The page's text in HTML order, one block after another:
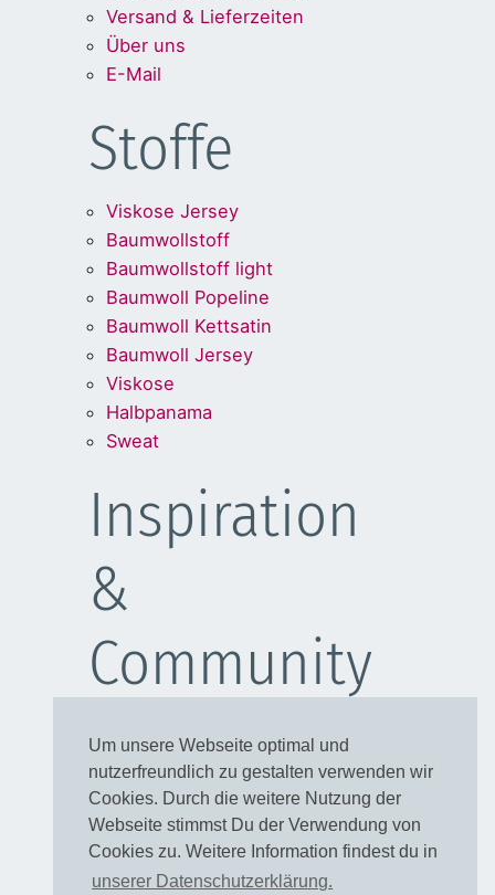
Um unsere Webseite optimal und
nutzerfreundlich zu gestalten verwenden wir
Cookies. Durch die weitere Nutzung der
Webseite stimmst Du der Verwendung von
Cookies zu. Weitere Information findest du in
unserer Datenschutzerklärung.
Versand & Lieferzeiten
Über uns
E-Mail
Stoffe
Viskose Jersey
Baumwollstoff
Baumwollstoff light
Baumwoll Popeline
Baumwoll Kettsatin
Baumwoll Jersey
Viskose
Halbpanama
Sweat
Inspiration
&
Community
Kleider
Blusen
Taschen